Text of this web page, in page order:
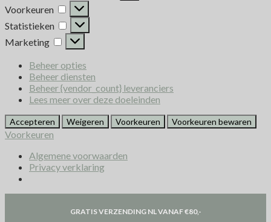
Voorkeuren
Statistieken
Marketing
Beheer opties
Beheer diensten
Beheer {vendor_count} leveranciers
Lees meer over deze doeleinden
Accepteren Weigeren Voorkeuren Voorkeuren bewaren
Voorkeuren
Algemene voorwaarden
Privacy verklaring
GRATIS VERZENDING NL VANAF €80,-